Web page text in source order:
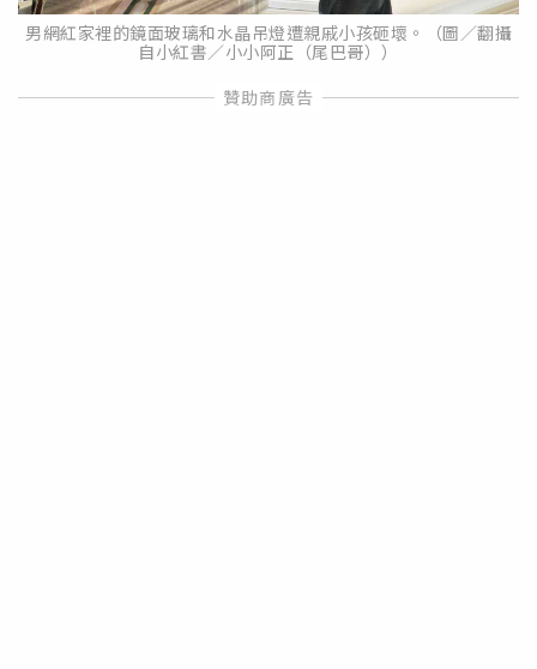
男網紅家裡的鏡面玻璃和水晶吊燈遭親戚小孩砸壞。（圖／翻攝
自小紅書／小小阿正（尾巴哥））